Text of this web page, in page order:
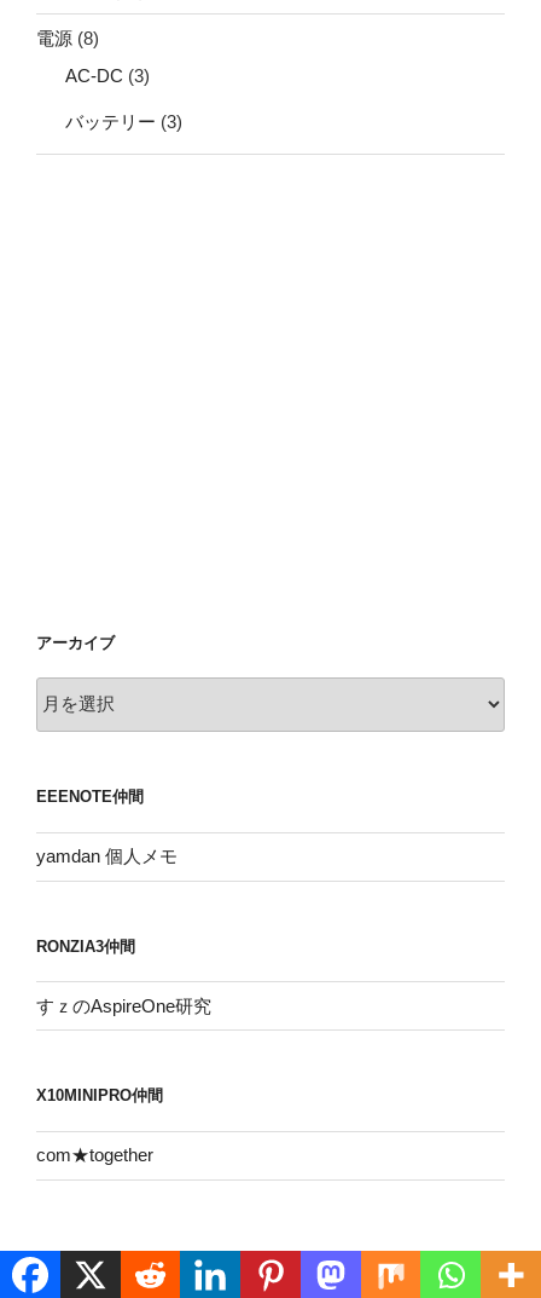
電源 (8)
AC-DC (3)
バッテリー (3)
アーカイブ
ー
ブ
EEENOTE仲間
yamdan 個人メモ
RONZIA3仲間
すｚのAspireOne研究
X10MINIPRO仲間
com★together